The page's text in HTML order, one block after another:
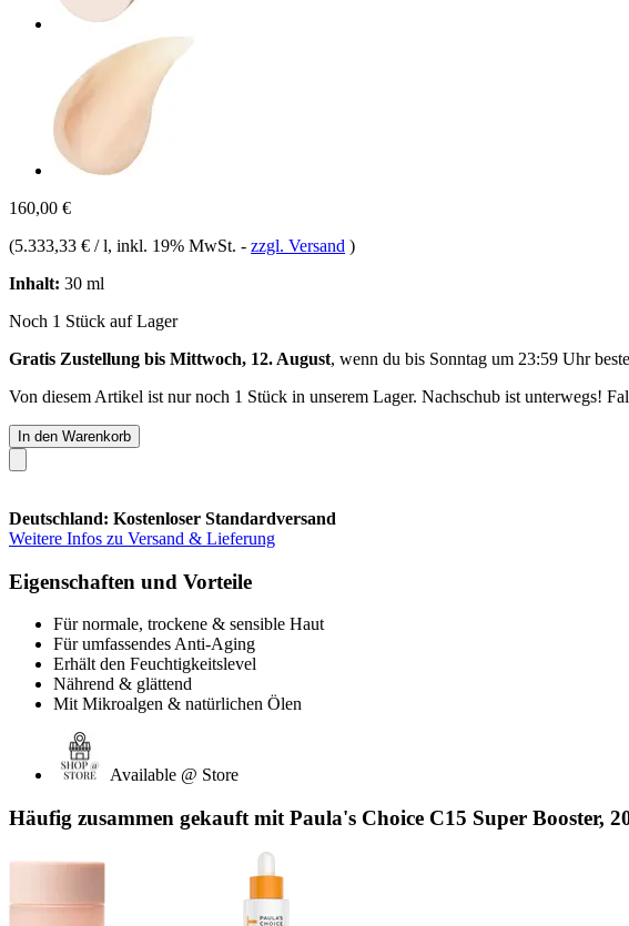
160,00 €
(5.333,33 € / l, inkl. 19% MwSt. - zzgl. Versand )
Inhalt: 30 ml
Noch 1 Stück auf Lager
Gratis Zustellung bis Mittwoch, 12. August, wenn du bis Sonntag um 23:59 Uhr
Von diesem Artikel ist nur noch 1 Stück in unserem Lager. Nachschub ist unterwegs!
In den Warenkorb
Deutschland: Kostenloser Standardversand
Weitere Infos zu Versand & Lieferung
Eigenschaften und Vorteile
Für normale, trockene & sensible Haut
Für umfassendes Anti-Aging
Erhält den Feuchtigkeitslevel
Nährend & glättend
Mit Mikroalgen & natürlichen Ölen
Available @ Store
Häufig zusammen gekauft mit Paula's Choice C15 Super Booster,